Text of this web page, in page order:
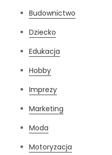
Budownictwo
Dziecko
Edukacja
Hobby
Imprezy
Marketing
Moda
Motoryzacja